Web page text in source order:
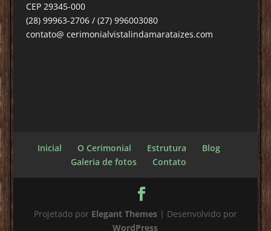
CEP 29345-000
(28) 99963-2706 / (27) 996003080
contato@ cerimonialvistalindamarataizes.com
Inicial O Cerimonial Estrutura
Blog
Galeria de fotos
Contato
Projetado por Elegant Themes| Desenvolvido por
WordPress